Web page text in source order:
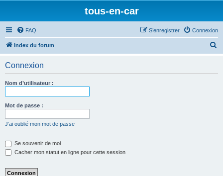
tous-en-car
FAQ Connexion
S’enregistrer
Index du forum
Connexion
Nom d’utilisateur :
Mot de passe :
J’ai oublié mon mot de passe
Se souvenir de moi
Cacher mon statut en ligne pour cette session